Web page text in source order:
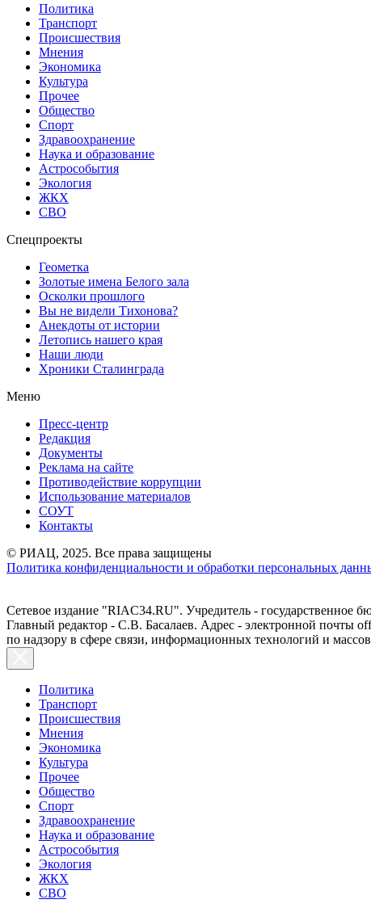
Политика
Транспорт
Происшествия
Мнения
Экономика
Культура
Прочее
Общество
Спорт
Здравоохранение
Наука и образование
Астрособытия
Экология
ЖКХ
СВО
Спецпроекты
Геометка
Золотые имена Белого зала
Осколки прошлого
Вы не видели Тихонова?
Анекдоты от истории
Летопись нашего края
Наши люди
Хроники Сталинграда
Меню
Пресс-центр
Редакция
Документы
Реклама на сайте
Противодействие коррупции
Использование материалов
СОУТ
Контакты
© РИАЦ, 2025. Все права защищены
Политика конфиденциальности и обработки персональных
Сетевое издание "RIAC34.RU". Учредитель - государственное
Главный редактор - С.В. Басалаев. Адрес - электронной почты
по надзору в сфере связи, информационных технологий и
Политика
Транспорт
Происшествия
Мнения
Экономика
Культура
Прочее
Общество
Спорт
Здравоохранение
Наука и образование
Астрособытия
Экология
ЖКХ
СВО